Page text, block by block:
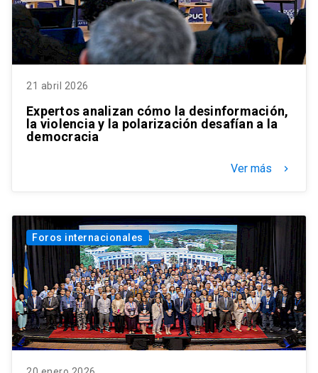
21 abril 2026
Expertos analizan cómo la desinformación,
la violencia y la polarización desafían a la
democracia
Ver más keyboard_arrow_right
Foros internacionales